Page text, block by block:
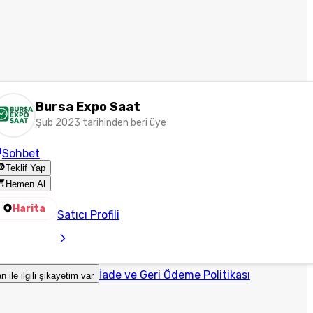
Bursa Expo Saat
Şub 2023 tarihinden beri üye
Sohbet
Teklif Yap
Hemen Al
Harita Satıcı Profili
ile ilgili şikayetim var İade ve Geri Ödeme Politikası